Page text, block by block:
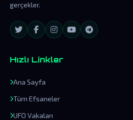
gerçekler.
Hızlı Linkler
Ana Sayfa
Tüm Efsaneler
UFO Vakaları